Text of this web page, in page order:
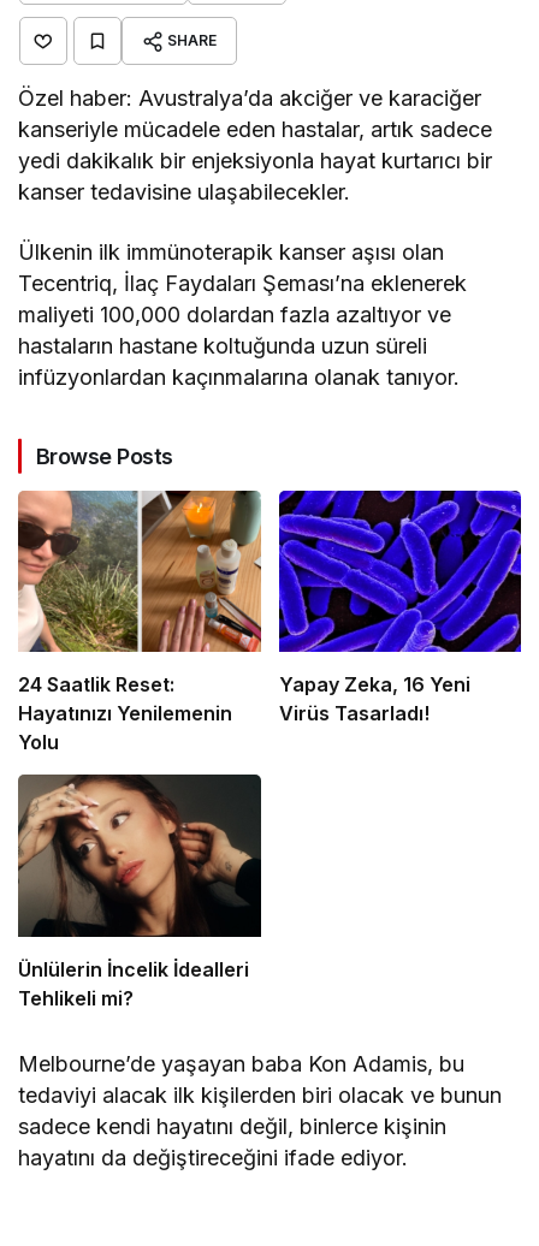
SHARE
Özel haber: Avustralya’da akciğer ve karaciğer
kanseriyle mücadele eden hastalar, artık sadece
yedi dakikalık bir enjeksiyonla hayat kurtarıcı bir
kanser tedavisine ulaşabilecekler.
Ülkenin ilk immünoterapik kanser aşısı olan
Tecentriq, İlaç Faydaları Şeması’na eklenerek
maliyeti 100,000 dolardan fazla azaltıyor ve
hastaların hastane koltuğunda uzun süreli
infüzyonlardan kaçınmalarına olanak tanıyor.
Browse Posts
24 Saatlik Reset:
Hayatınızı Yenilemenin
Yolu
Yapay Zeka, 16 Yeni
Virüs Tasarladı!
Ünlülerin İncelik İdealleri
Tehlikeli mi?
Melbourne’de yaşayan baba Kon Adamis, bu
tedaviyi alacak ilk kişilerden biri olacak ve bunun
sadece kendi hayatını değil, binlerce kişinin
hayatını da değiştireceğini ifade ediyor.